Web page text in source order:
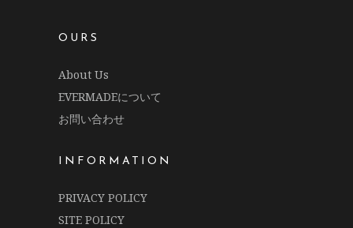
OURS
About Us
EVERMADEについて
お問い合わせ
INFORMATION
PRIVACY POLICY
SITE POLICY